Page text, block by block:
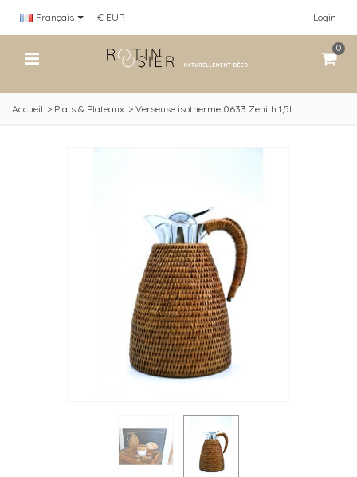
Français Login
€ EUR
0
Accueil > Plats & Plateaux > Verseuse isotherme 0633 Zenith 1,5L